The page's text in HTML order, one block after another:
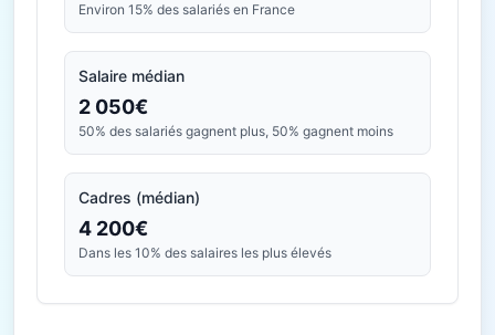
Environ 15% des salariés en France
Salaire médian
2 050€
50% des salariés gagnent plus, 50% gagnent moins
Cadres (médian)
4 200€
Dans les 10% des salaires les plus élevés